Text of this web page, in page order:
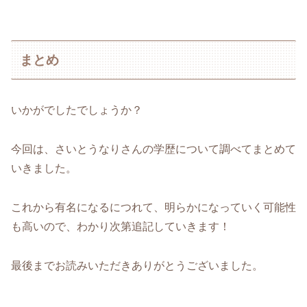
まとめ
いかがでしたでしょうか？
今回は、さいとうなりさんの学歴について調べてまとめて
いきました。
これから有名になるにつれて、明らかになっていく可能性
も高いので、わかり次第追記していきます！
最後までお読みいただきありがとうございました。